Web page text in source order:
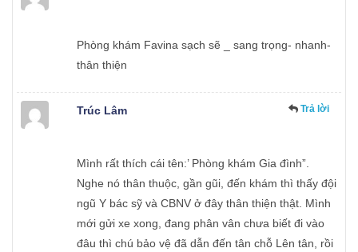
Phòng khám Favina sạch sẽ _ sang trọng- nhanh-
thân thiện
Trúc Lâm Trả lời
Mình rất thích cái tên:’ Phòng khám Gia đình”.
Nghe nó thân thuộc, gần gũi, đến khám thì thấy đội
ngũ Y bác sỹ và CBNV ở đây thân thiện thật. Mình
mới gửi xe xong, đang phân vân chưa biết đi vào
đâu thì chú bảo vệ đã dẫn đến tân chỗ Lên tân, rồi